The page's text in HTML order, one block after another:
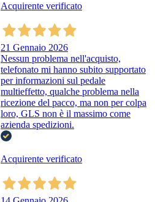
Acquirente verificato
21 Gennaio 2026
Nessun problema nell'acquisto,
telefonato mi hanno subito supportato
per informazioni sul pedale
multieffetto, qualche problema nella
ricezione del pacco, ma non per colpa
loro, GLS non è il massimo come
azienda spedizioni.
Acquirente verificato